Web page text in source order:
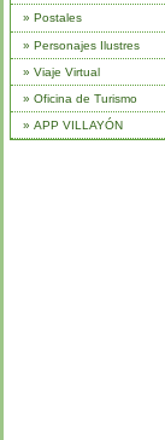
» Postales
» Personajes Ilustres
» Viaje Virtual
» Oficina de Turismo
» APP VILLAYÓN